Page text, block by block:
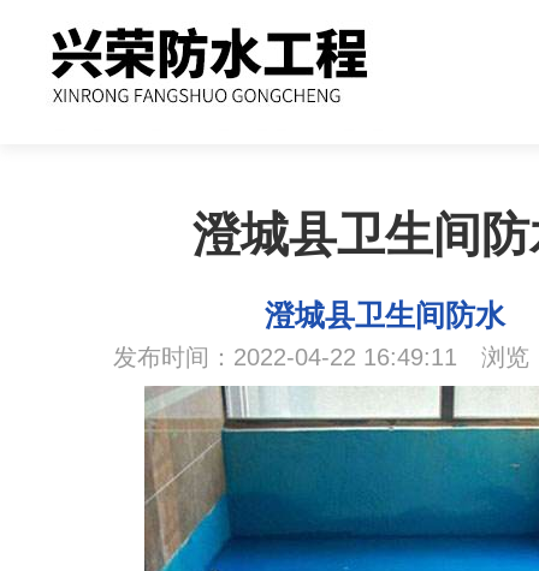
澄城县卫生间
澄城县卫生间防水
发布时间：2022-04-22 16:49:11 浏览